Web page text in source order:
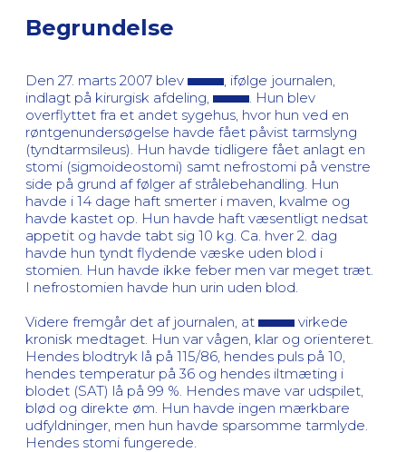
Begrundelse
Den 27. marts 2007 blev
, ifølge journalen,
indlagt på kirurgisk afdeling,
. Hun blev
overflyttet fra et andet sygehus, hvor hun ved en
røntgenundersøgelse havde fået påvist tarmslyng
(tyndtarmsileus). Hun havde tidligere fået anlagt en
stomi (sigmoideostomi) samt nefrostomi på venstre
side på grund af følger af strålebehandling. Hun
havde i 14 dage haft smerter i maven, kvalme og
havde kastet op. Hun havde haft væsentligt nedsat
appetit og havde tabt sig 10 kg. Ca. hver 2. dag
havde hun tyndt flydende væske uden blod i
stomien. Hun havde ikke feber men var meget træt.
I nefrostomien havde hun urin uden blod.
Videre fremgår det af journalen, at
virkede
kronisk medtaget. Hun var vågen, klar og orienteret.
Hendes blodtryk lå på 115/86, hendes puls på 10,
hendes temperatur på 36 og hendes iltmæting i
blodet (SAT) lå på 99 %. Hendes mave var udspilet,
blød og direkte øm. Hun havde ingen mærkbare
udfyldninger, men hun havde sparsomme tarmlyde.
Hendes stomi fungerede.